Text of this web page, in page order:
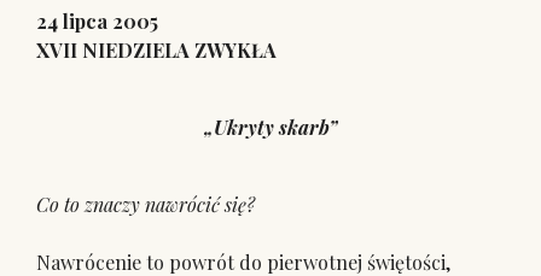
24 lipca 2005
XVII NIEDZIELA ZWYKŁA
„Ukryty skarb”
Co to znaczy nawrócić się?
Nawrócenie to powrót do pierwotnej świętości,